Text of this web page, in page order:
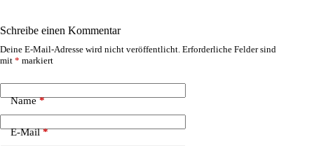
Schreibe einen Kommentar
Deine E-Mail-Adresse wird nicht veröffentlicht. Erforderliche Felder sind
mit * markiert
Name*
E-Mail*